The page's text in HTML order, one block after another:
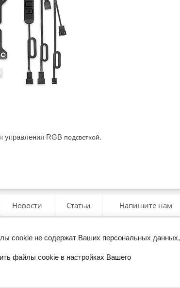
управления RGB подсветкой.
Новости Статьи Напишите нам
cookie не содержат Ваших персональных данных,
файлы cookie в настройках Вашего